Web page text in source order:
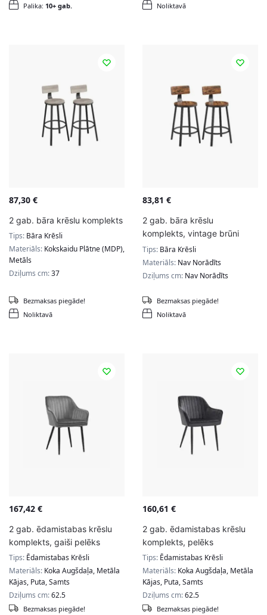
Palika: 10+ gab. Noliktavā
87,30 €
2 gab. bāra krēslu komplekts
Tips: Bāra Krēsli
Materiāls: Kokskaidu Plātne (MDP),
Metāls
Dziļums cm:37
Noliktavā
Bezmaksas piegāde!
83,81 €
2 gab. bāra krēslu
komplekts, vintage brūni
melns
Tips: Bāra Krēsli
Materiāls: Nav Norādīts
Dziļums cm: Nav Norādīts
Noliktavā
Bezmaksas piegāde!
167,42 €
2 gab. ēdamistabas krēslu
komplekts, gaiši pelēks
Tips: Ēdamistabas Krēsli
Materiāls: Koka Augšdaļa, Metāla
Kājas, Puta, Samts
Dziļums cm:62.5
Bezmaksas piegāde!
160,61 €
2 gab. ēdamistabas krēslu
komplekts, pelēks
Tips: Ēdamistabas Krēsli
Materiāls: Koka Augšdaļa, Metāla
Kājas, Puta, Samts
Dziļums cm:62.5
Bezmaksas piegāde!